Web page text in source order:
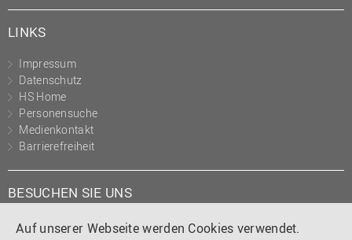
Auf unserer Webseite werden Cookies verwendet.
LINKS
Impressum
Datenschutz
HS Home
Personensuche
Medienkontakt
Barrierefreiheit
BESUCHEN SIE UNS
Instagram
TiktokLinkedIn
YouTube
Facebook